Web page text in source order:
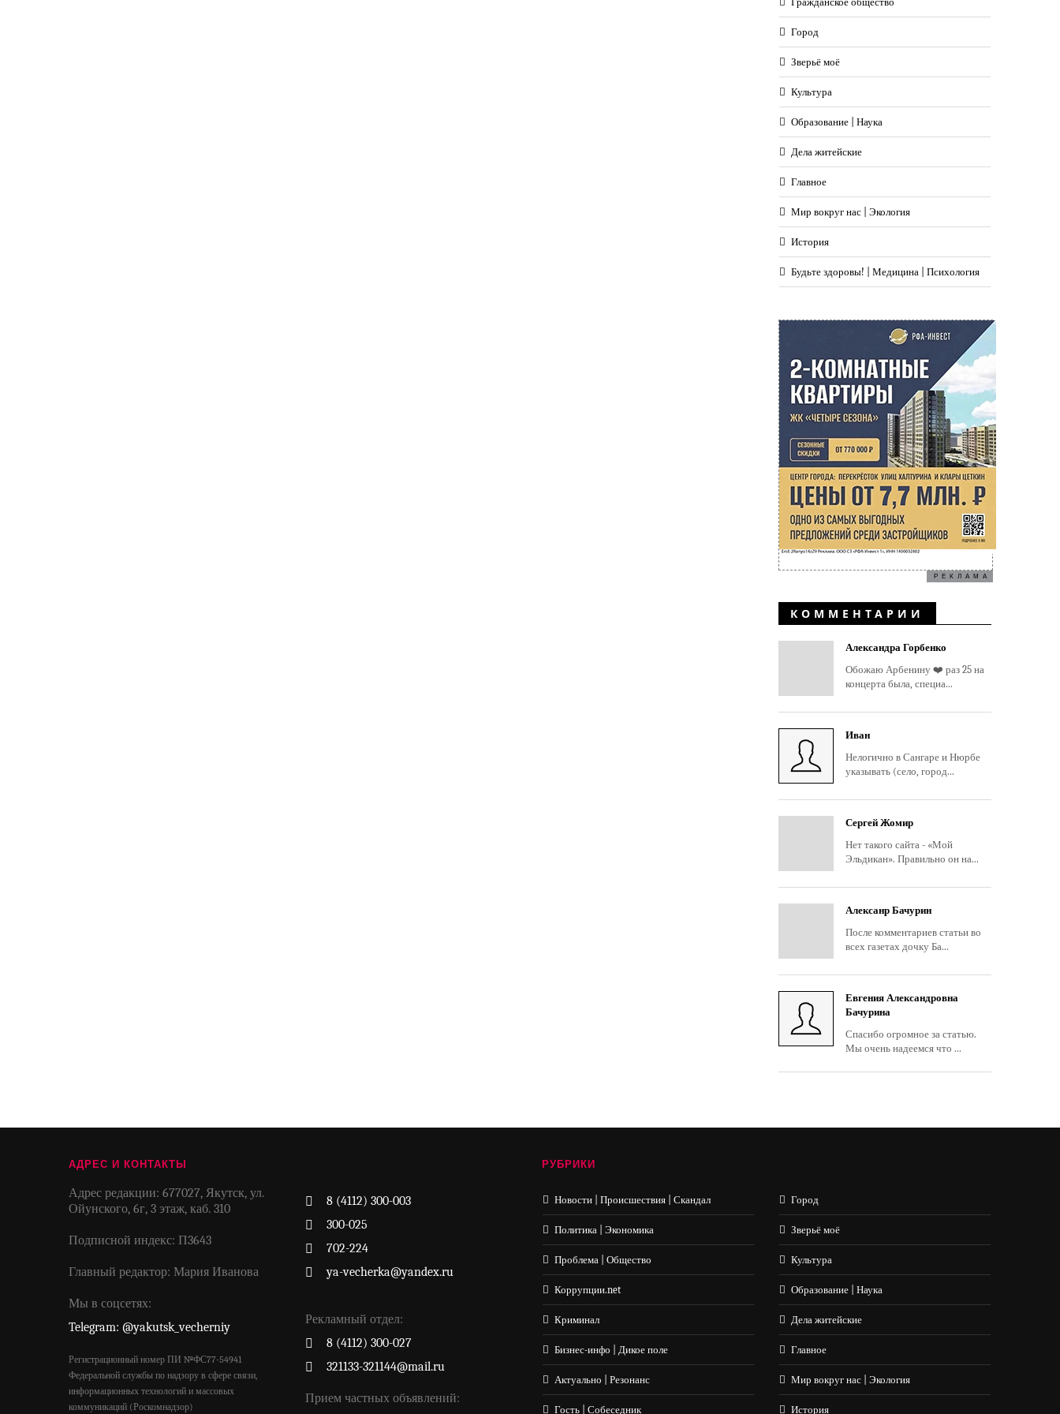
Город
Зверьё моё
Культура
Образование | Наука
Дела житейские
Главное
Мир вокруг нас | Экология
История
Будьте здоровы! | Медицина | Психология
РЕКЛАМА
КОММЕНТАРИИ
Александра Горбенко
Обожаю Арбенину ❤️ раз 25 на
концерта была, специа...
Иван
Нелогично в Сангаре и Нюрбе
указывать (село, город...
Сергей Жомир
Нет такого сайта - «Мой
Эльдикан». Правильно он на...
Алексанр Бачурин
После комментариев статьи во
всех газетах дочку Ба...
Евгения Александровна
Бачурина
Спасибо огромное за статью.
Мы очень надеемся что ...
АДРЕС И КОНТАКТЫ
Адрес редакции: 677027, Якутск, ул.
Ойунского, 6г, 3 этаж, каб. 310
Подписной индекс: П3643
Главный редактор: Мария Иванова
Мы в соцсетях:
Telegram: @yakutsk_vecherniy
Регистрационный номер ПИ №ФС77-54941
Федеральной службы по надзору в сфере связи,
информационных технологий и массовых
коммуникаций (Роскомнадзор)
8 (4112) 300-003
300-025
702-224
ya-vecherka@yandex.ru
Рекламный отдел:
8 (4112) 300-027
321133-321144@mail.ru
Прием частных объявлений:
РУБРИКИ
Новости | Происшествия | Скандал
Политика | Экономика
Проблема | Общество
Коррупции.net
Криминал
Бизнес-инфо | Дикое поле
Актуально | Резонанс
Гость | Собеседник
Город
Зверьё моё
Культура
Образование | Наука
Дела житейские
Главное
Мир вокруг нас | Экология
История